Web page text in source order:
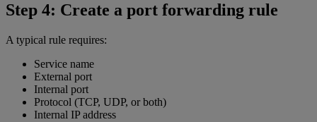
Step 4: Create a port forwarding rule
A typical rule requires:
Service name
External port
Internal port
Protocol (TCP, UDP, or both)
Internal IP address